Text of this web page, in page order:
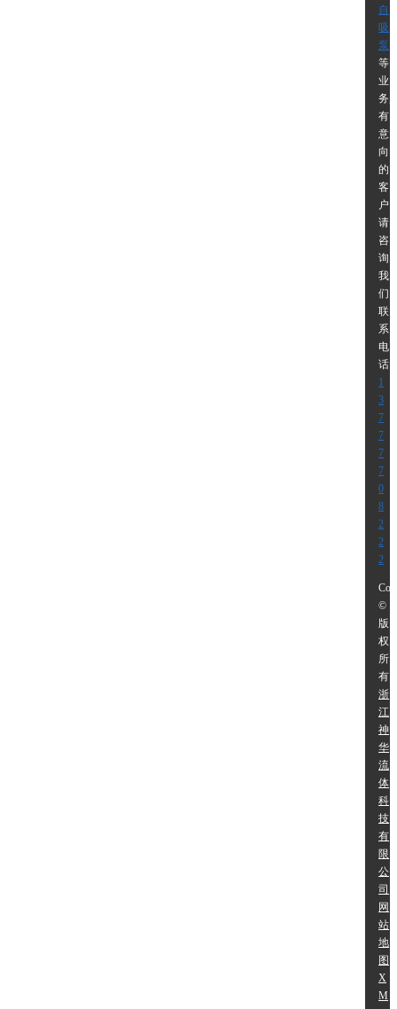
自
吸
泵
等
业
务,
有
意
向
的
客
户
请
咨
询
我
们
联
系
电
话
1
3
7
7
7
7
0
8
2
2
2
©
版
权
所
有:
浙
江
神
华
流
体
科
技
有
限
公
司
网
站
地
图
X
M